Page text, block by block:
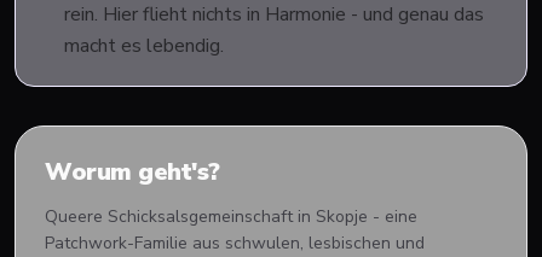
rein. Hier flieht nichts in Harmonie - und genau das
macht es lebendig.
Worum geht's?
Queere Schicksalsgemeinschaft in Skopje - eine
Patchwork-Familie aus schwulen, lesbischen und